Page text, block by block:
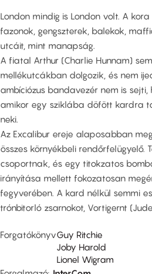
London mindig is London volt. A
fazonok, gengszterek, balekok,
utcáit, mint manapság.
A fiatal Arthur (Charlie Hunnam)
mellékutcákban dolgozik, és nem
ambíciózus bandavezér nem is
amikor egy sziklába döfött kardra
neki.
Az Excalibur ereje alaposabban
összes környékbeli
csoportnak, és egy titokzatos
irányítása mellett fokozatosan
fegyverében. A kard nélkül semmi
trónbitorló zsarnokot, Vortigernt
ForgatókönyvGuy Ritchie
Joby Harold
Lionel Wigram